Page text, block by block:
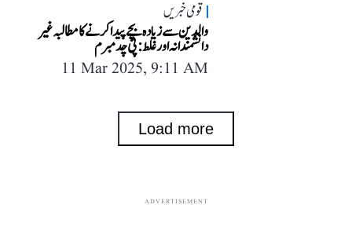
قومی خبریں
والدین سے زیادہ بچے پیدا کرنے کا مطالبہ غیر
دانشمندانہ اور غلط: پی چدمبرم
11 Mar 2025, 9:11 AM
Load more
ADVERTISEMENT